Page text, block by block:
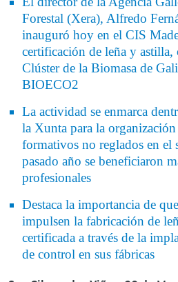
Forestal (Xera), Alfredo
inauguró hoy en el CIS
certificación de leña y astilla,
Clúster de la Biomasa de
BIOECO2
La actividad se enmarca
la Xunta para la organización
formativos no reglados en el
pasado año se beneficiaron
profesionales
Destaca la importancia de
impulsen la fabricación de
certificada a través de la
de control en sus fábricas